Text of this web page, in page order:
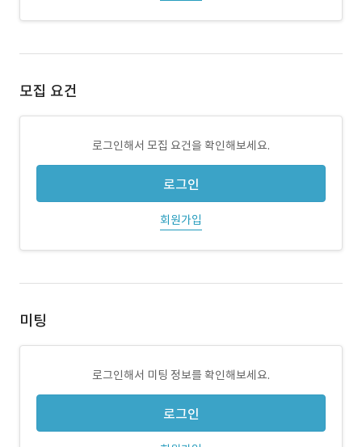
모집 요건
로그인해서 모집 요건을 확인해보세요.
로그인
회원가입
미팅
로그인해서 미팅 정보를 확인해보세요.
로그인